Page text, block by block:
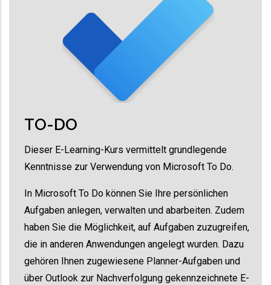
TO-DO
Dieser E-Learning-Kurs vermittelt grundlegende
Kenntnisse zur Verwendung von Microsoft To Do.
In Microsoft To Do können Sie Ihre persönlichen
Aufgaben anlegen, verwalten und abarbeiten. Zudem
haben Sie die Möglichkeit, auf Aufgaben zuzugreifen,
die in anderen Anwendungen angelegt wurden. Dazu
gehören Ihnen zugewiesene Planner-Aufgaben und
über Outlook zur Nachverfolgung gekennzeichnete E-